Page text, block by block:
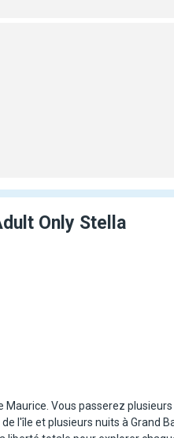
Only Stella
Maurice. Vous passerez
l'île et plusieurs nuits à Grand